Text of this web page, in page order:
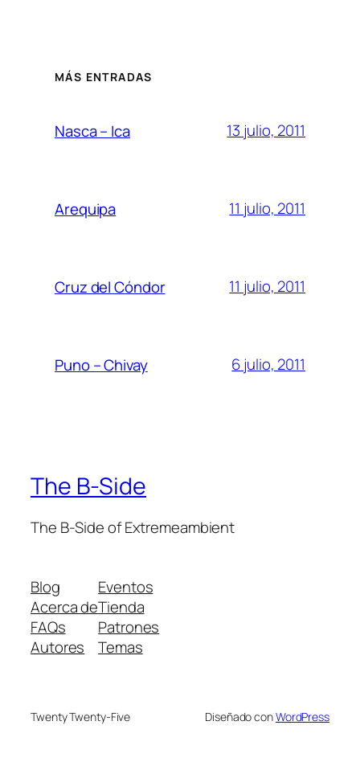
MÁS ENTRADAS
Nasca – Ica 13 julio, 2011
Arequipa 11 julio, 2011
Cruz del Cóndor 11 julio, 2011
Puno – Chivay 6 julio, 2011
The B-Side
The B-Side of Extremeambient
Blog
Acerca de
FAQs
Autores
Eventos
Tienda
Patrones
Temas
Twenty Twenty-Five Diseñado conWordPress